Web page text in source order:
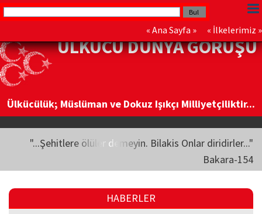
« Ana Sayfa » « İlkelerimiz »
ÜLKÜCÜ DÜNYA GÖRÜŞÜ
Ülkücülük; Müslüman ve Dokuz Işıkçı Milliyetçiliktir...
"...Şehitlere ölüler demeyin. Bilakis Onlar diridirler..."
Bakara-154
HABERLER